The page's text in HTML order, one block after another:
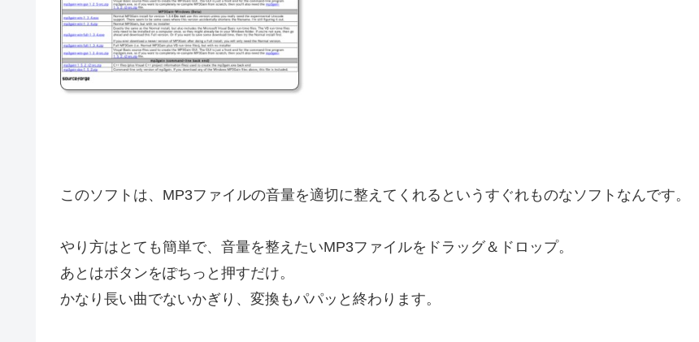
このソフトは、MP3ファイルの音量を適切に整えてくれるというすぐれものなソフトなんです。
やり方はとても簡単で、音量を整えたいMP3ファイルをドラッグ＆ドロップ。
あとはボタンをぽちっと押すだけ。
かなり長い曲でないかぎり、変換もパパッと終わります。